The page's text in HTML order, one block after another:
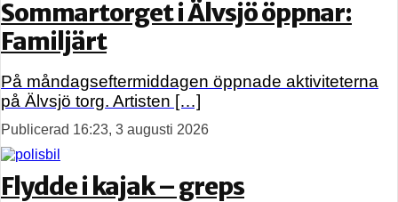
Sommartorget i Älvsjö öppnar:
Familjärt
På måndagseftermiddagen öppnade aktiviteterna
på Älvsjö torg. Artisten […]
Publicerad 16:23, 3 augusti 2026
Flydde i kajak – greps